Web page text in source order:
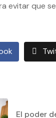
evitar que
El poder